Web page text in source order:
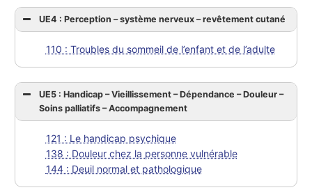
UE4 : Perception – système nerveux – revêtement cutané
110 : Troubles du sommeil de l’enfant et de l’adulte
UE5 : Handicap – Vieillissement – Dépendance – Douleur –
Soins palliatifs – Accompagnement
121 : Le handicap psychique
138 : Douleur chez la personne vulnérable
144 : Deuil normal et pathologique